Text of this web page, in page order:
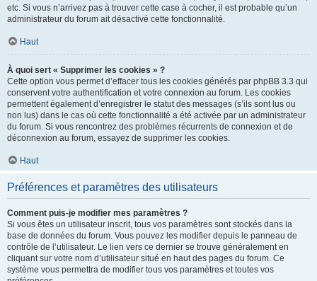
etc. Si vous n’arrivez pas à trouver cette case à cocher, il est probable qu’un
administrateur du forum ait désactivé cette fonctionnalité.
Haut
À quoi sert « Supprimer les cookies » ?
Cette option vous permet d’effacer tous les cookies générés par phpBB 3.3 qui
conservent votre authentification et votre connexion au forum. Les cookies
permettent également d’enregistrer le statut des messages (s’ils sont lus ou
non lus) dans le cas où cette fonctionnalité a été activée par un administrateur
du forum. Si vous rencontrez des problèmes récurrents de connexion et de
déconnexion au forum, essayez de supprimer les cookies.
Haut
Préférences et paramètres des utilisateurs
Comment puis-je modifier mes paramètres ?
Si vous êtes un utilisateur inscrit, tous vos paramètres sont stockés dans la
base de données du forum. Vous pouvez les modifier depuis le panneau de
contrôle de l’utilisateur. Le lien vers ce dernier se trouve généralement en
cliquant sur votre nom d’utilisateur situé en haut des pages du forum. Ce
système vous permettra de modifier tous vos paramètres et toutes vos